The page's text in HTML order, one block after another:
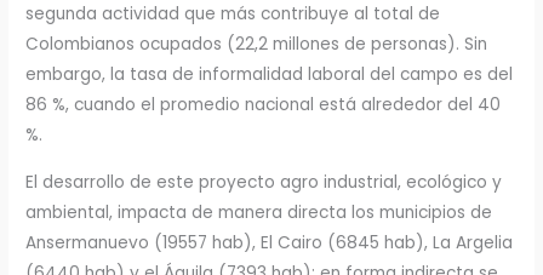
segunda actividad que más contribuye al total de
Colombianos ocupados (22,2 millones de personas). Sin
embargo, la tasa de informalidad laboral del campo es del
86 %, cuando el promedio nacional está alrededor del 40
%.
El desarrollo de este proyecto agro industrial, ecológico y
ambiental, impacta de manera directa los municipios de
Ansermanuevo (19557 hab), El Cairo (6845 hab), La Argelia